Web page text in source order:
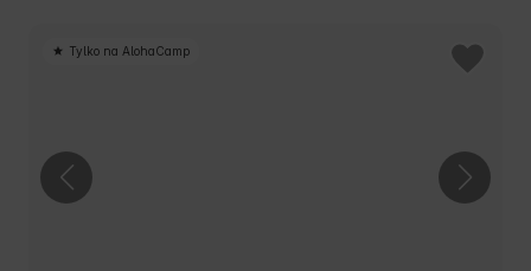
Tylko na AlohaCamp